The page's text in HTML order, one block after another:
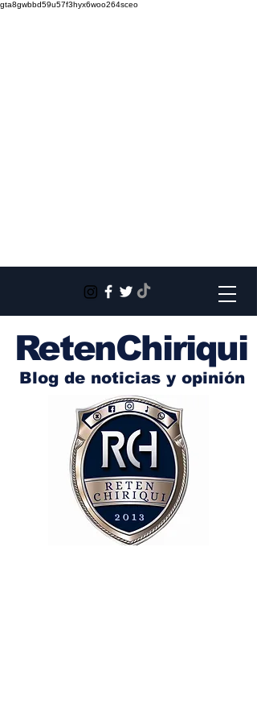
gta8gwbbd59u57f3hyx6woo264sceo
RetenChiriqui
Blog de noticias y opinión